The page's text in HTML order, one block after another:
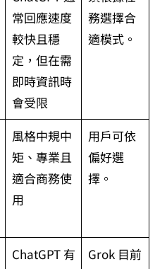
常回應速度
較快且穩
定，但在需
即時資訊時
會受限
務選擇合
適模式。
風格中規中
矩、專業且
適合商務使
用
用戶可依
偏好選
擇。
ChatGPT 有
Grok 目前